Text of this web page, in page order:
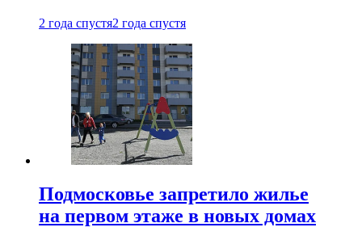
2 года спустя2 года спустя
Подмосковье запретило жилье
на первом этаже в новых домах